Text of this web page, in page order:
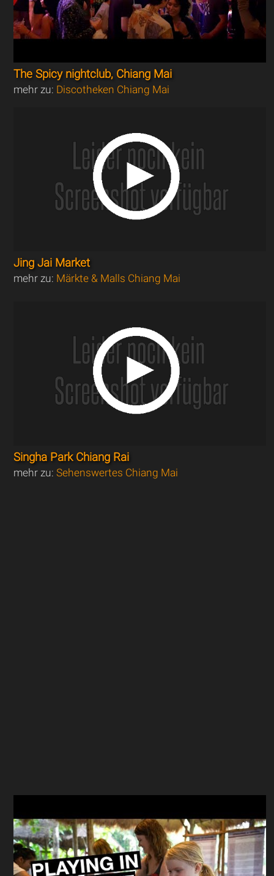
The Spicy nightclub, Chiang Mai
mehr zu: Discotheken Chiang Mai
Jing Jai Market
mehr zu: Märkte & Malls Chiang Mai
Singha Park Chiang Rai
mehr zu:Sehenswertes Chiang Mai